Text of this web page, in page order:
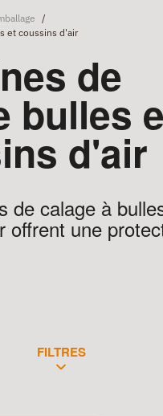
/
et coussins d'air
de
bulles
d'air
de calage à
offrent une
FILTRES